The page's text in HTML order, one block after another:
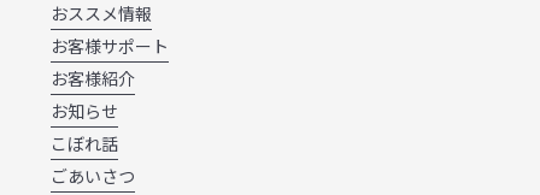
おススメ情報
お客様サポート
お客様紹介
お知らせ
こぼれ話
ごあいさつ